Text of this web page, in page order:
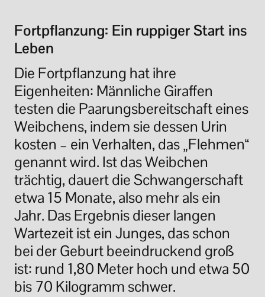
Fortpflanzung: Ein ruppiger Start ins
Leben
Die Fortpflanzung hat ihre
Eigenheiten: Männliche Giraffen
testen die Paarungsbereitschaft eines
Weibchens, indem sie dessen Urin
kosten – ein Verhalten, das„Flehmen“
genannt wird. Ist das Weibchen
trächtig, dauert die Schwangerschaft
etwa 15 Monate, also mehr als ein
Jahr. Das Ergebnis dieser langen
Wartezeit ist ein Junges, das schon
bei der Geburt beeindruckend groß
ist: rund 1,80 Meter hoch und etwa 50
bis 70 Kilogramm schwer.